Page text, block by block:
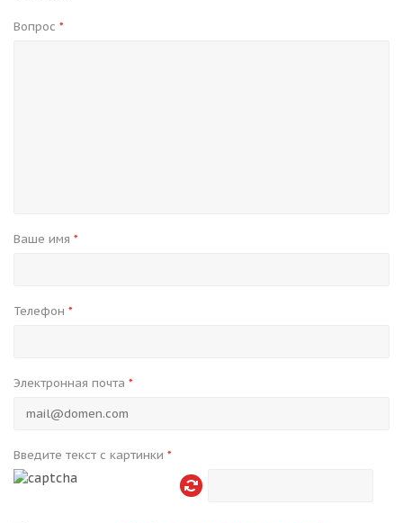
Вопрос *
Ваше имя *
Телефон *
Электронная почта *
Введите текст с картинки *